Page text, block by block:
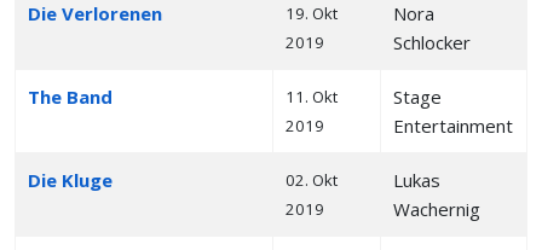
Die Verlorenen
19. Okt
2019
Nora
Schlocker
The Band
11. Okt
2019
Stage
Entertainment
Die Kluge
02. Okt
2019
Lukas
Wachernig